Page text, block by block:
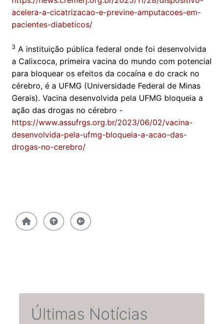
acelera-a-cicatrizacao-e-previne-amputacoes-em-
pacientes-diabeticos/
3 A instituição pública federal onde foi desenvolvida
a Calixcoca, primeira vacina do mundo com potencial
para bloquear os efeitos da cocaína e do crack no
cérebro, é a UFMG (Universidade Federal de Minas
Gerais). Vacina desenvolvida pela UFMG bloqueia a
ação das drogas no cérebro -
https://www.assufrgs.org.br/2023/06/02/vacina-
desenvolvida-pela-ufmg-bloqueia-a-acao-das-
drogas-no-cerebro/
Últimas Notícias